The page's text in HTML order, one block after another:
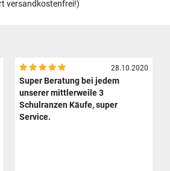
versandkostenfrei!)
28.10.2020
Super Beratung bei jedem
unserer mittlerweile 3
Schulranzen Käufe, super
Service.